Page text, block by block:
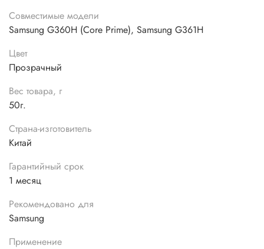
Совместимые модели
Samsung G360H (Core Prime), Samsung G361H
Цвет
Прозрачный
Вес товара, г
50г.
Страна-изготовитель
Китай
Гарантийный срок
1 месяц
Рекомендовано для
Samsung
Применение